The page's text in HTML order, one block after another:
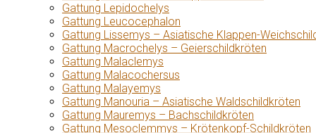
Gattung Lepidochelys
Gattung Leucocephalon
Gattung Lissemys – Asiatische Klappen-
Gattung Macrochelys – Geierschildkröten
Gattung Malaclemys
Gattung Malacochersus
Gattung Malayemys
Gattung Manouria – Asiatische Waldschildkröten
Gattung Mauremys – Bachschildkröten
Gattung Mesoclemmys – Krötenkopf-Schildkröten